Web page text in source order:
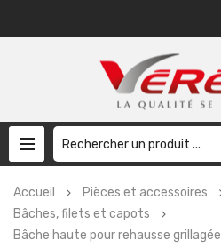
Accueil
Pièces et accessoires
Bâches, filets et capots
Bâche haute pour rehausse grillagée